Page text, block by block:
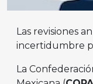
Las revisiones
incertidumbre
La